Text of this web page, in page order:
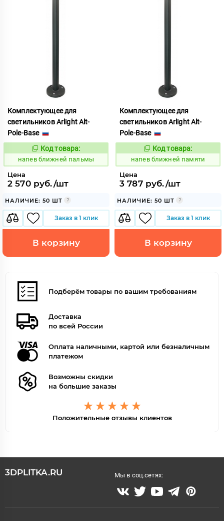
Комплектующее для
светильников Arlight Alt-
Pole-Base
Код:
1078817
Код товара:
напев ближней пальмы
Цена
2 570 руб./шт
НАЛИЧИЕ: 50 ШТ
Заказ в 1 клик
В корзину
Комплектующее для
светильников Arlight Alt-
Pole-Base
Код:
1078818
Код товара:
напев ближней памяти
Цена
3 787 руб./шт
НАЛИЧИЕ: 50 ШТ
Заказ в 1 клик
В корзину
Подберём товары по вашим требованиям
Доставка
по всей России
Оплата наличными, картой или безналичным
платежом
Возможны скидки
на большие заказы
Положительные отзывы клиентов
3DPLITKA.RU Мы в соц.сетях: